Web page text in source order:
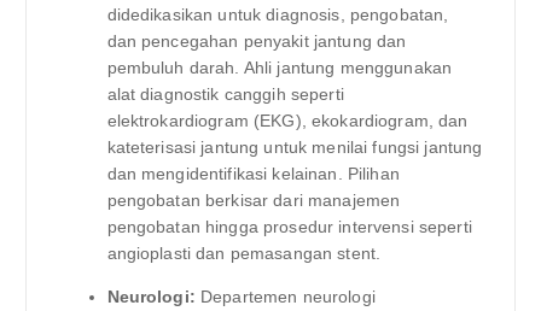
didedikasikan untuk diagnosis, pengobatan,
dan pencegahan penyakit jantung dan
pembuluh darah. Ahli jantung menggunakan
alat diagnostik canggih seperti
elektrokardiogram (EKG), ekokardiogram, dan
kateterisasi jantung untuk menilai fungsi jantung
dan mengidentifikasi kelainan. Pilihan
pengobatan berkisar dari manajemen
pengobatan hingga prosedur intervensi seperti
angioplasti dan pemasangan stent.
Neurologi: Departemen neurologi